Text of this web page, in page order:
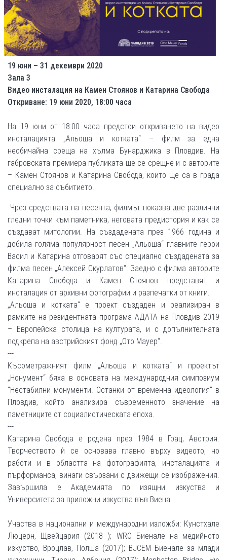
19 юни – 31 декември 2020
Зала 3
Видео инсталация на Камен Стоянов и Катарина Свобода
Откриване: 19 юни 2020, 18:00 часа
На 19 юни от 18:00 часа предстои откриването на видео
инсталацията „Альоша и котката“ – филм за една
необичайна среща на хълма Бунарджика в Пловдив. На
габровската премиера публиката ще се срещне и с авторите
– Камен Стоянов и Катарина Свобода, които ще са в града
специално за събитието.
Чрез средствата на песента, филмът показва две различни
гледни точки към паметника, неговата предистория и как се
създават митологии. На създадената през 1966 година и
добила голяма популярност песен „Альоша“ главните герои
Васил и Катарина отговарят със специално създадената за
филма песен „Алексей Скурлатов“. Заедно с филма авторите
Катарина Свобода и Камен Стоянов представят и
инсталация от архивни фотографии и разпечатки от книги.
„Альоша и котката“ е проект създаден и реализиран в
рамките на резидентната програма АДАТА на Пловдив 2019
– Европейска столица на културата, и с допълнителната
подкрепа на австрийският фонд „Ото Мауер“.
---
Късометражният филм „Альоша и котката“ и проектът
„Нонумент“ бяха в основата на международния симпозиум
"Нестабилни монументи. Останки от временна идеология“ в
Пловдив, който анализира съвременното значение на
паметниците от социалистическата епоха.
---
Катарина Свобода е родена през 1984 в Грац, Австрия.
Творчеството ѝ се основава главно върху видеото, но
работи и в областта на фотографията, инсталацията и
пърформанса, винаги свързани с движещи се изображения.
Завършила е Академията по изящни изкуства и
Университета за приложни изкуства във Виена.
Участва в национални и международни изложби: Кунстхале
Люцерн, Щвейцария (2018 ); WRO Биенале на медийното
изкуство, Вроцлав, Полша (2017); BJCEM Биенале за млади